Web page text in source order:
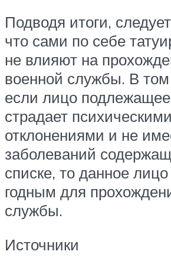
Подводя итоги,
что сами по себе
не влияют на
военной службы. В том
если лицо
страдает психическими
отклонениями и не
заболеваний
списке, то данное
годным для
службы.
Источники